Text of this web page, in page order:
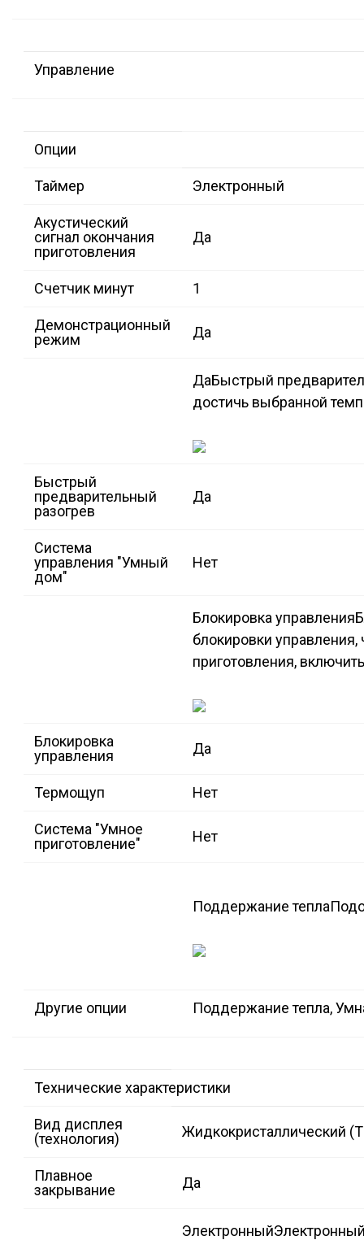
Управление
Опции
Таймер Электронный
Акустический
сигнал окончания
приготовления
Да
Счетчик минут 1
Демонстрационный
режим
Да
ДаБыстрый
достичь выбранной
Быстрый
предварительный
разогрев
Да
Система
управления "Умный
дом"
Нет
Блокировка управления
блокировки
приготовления,
Блокировка
управления
Да
Термощуп Нет
Система "Умное
приготовление"
Нет
Поддержание тепла
Другие опции Поддержание тепла,
Технические характеристики
Вид дисплея
(технология)
Жидкокристаллический
Плавное
закрывание
Да
Электронный